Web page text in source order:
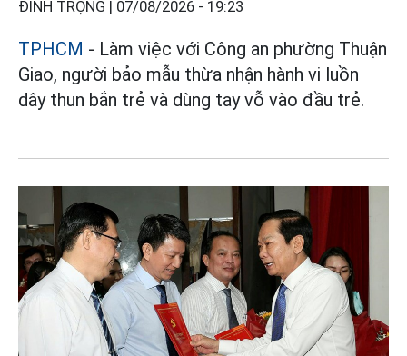
ĐÌNH TRỌNG | 07/08/2026 - 19:23
TPHCM - Làm việc với Công an phường Thuận
Giao, người bảo mẫu thừa nhận hành vi luồn
dây thun bắn trẻ và dùng tay vỗ vào đầu trẻ.